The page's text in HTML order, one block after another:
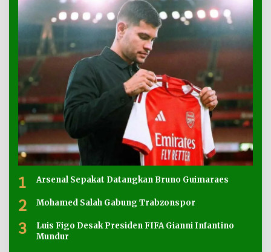
1 Arsenal Sepakat Datangkan Bruno Guimaraes
2 Mohamed Salah Gabung Trabzonspor
3
Luis Figo Desak Presiden FIFA Gianni Infantino
Mundur